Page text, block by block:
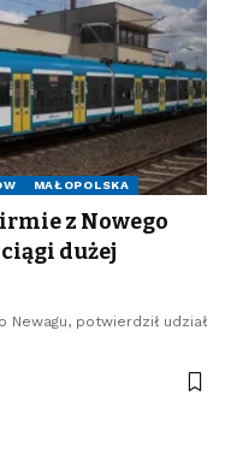
MAŁOPOLSKA
z Nowego
dużej
potwierdził udział